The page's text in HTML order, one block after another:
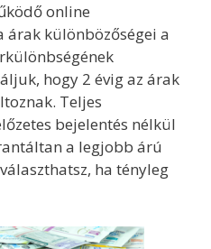
online
árak különbözőségei a
hogy 2 évig az árak
Teljes
bejelentés nélkül
a legjobb árú
ha tényleg